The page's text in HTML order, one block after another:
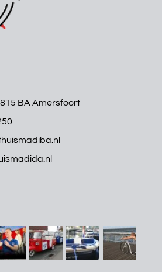
BA Amersfoort